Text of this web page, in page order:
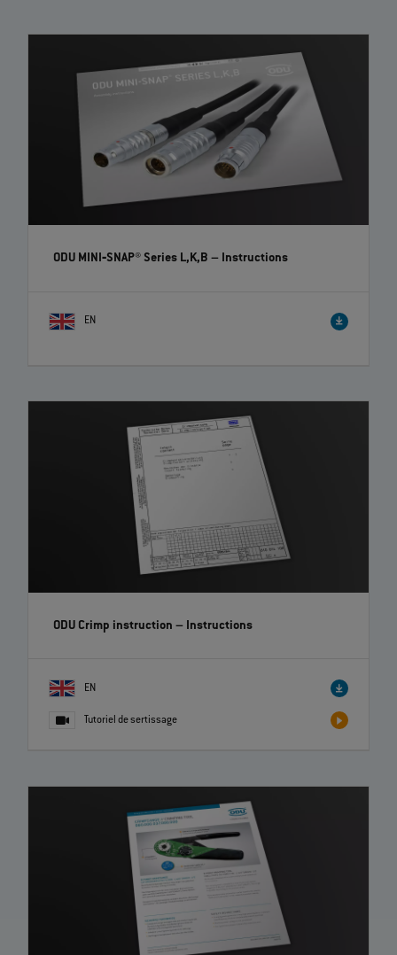
ODU MINI‐SNAP® Series L,K,B – Instructions
EN
ODU Crimp instruction – Instructions
EN
Tutoriel de sertissage